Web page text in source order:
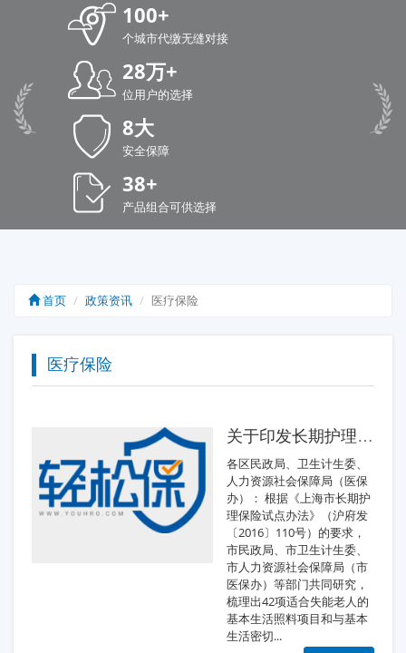
100+
个城市代缴无缝对接
28万+
位用户的选择
8大
安全保障
38+
产品组合可供选择
首页 政策资讯 医疗保险
医疗保险
关于印发长期护理保险服务项目清单和相关服务标准、规范（试行）的通知
各区民政局、卫生计生委、
人力资源社会保障局（医保
办）： 根据《上海市长期护
理保险试点办法》（沪府发
〔2016〕110号）的要求，
市民政局、市卫生计生委、
市人力资源社会保障局（市
医保办）等部门共同研究，
梳理出42项适合失能老人的
基本生活照料项目和与基本
生活密切...